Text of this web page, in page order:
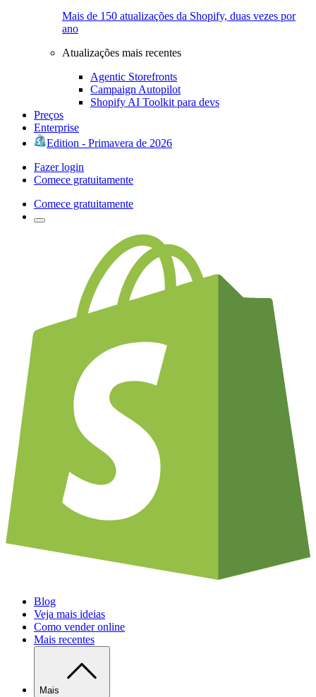
Mais de 150 atualizações da Shopify, duas vezes por
ano
Atualizações mais recentes
Agentic Storefronts
Campaign Autopilot
Shopify AI Toolkit para devs
Preços
Enterprise
Edition - Primavera de 2026
Fazer login
Comece gratuitamente
Comece gratuitamente
Blog
Veja mais ideias
Como vender online
Mais recentes
Mais